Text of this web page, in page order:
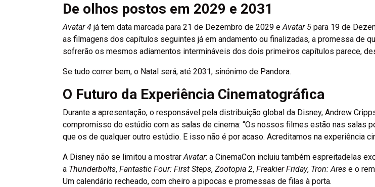
De olhos postos em 2029 e 2031
Avatar 4 já tem data marcada para 21 de Dezembro de 2029 eAvatar 5 para 19 de
as filmagens dos capítulos seguintes já em andamento ou finalizadas, a promessa de
sofrerão os mesmos adiamentos intermináveis dos dois primeiros capítulos parece,
Se tudo correr bem, o Natal será, até 2031, sinónimo de Pandora.
O Futuro da Experiência Cinematográfica
Durante a apresentação, o responsável pela distribuição global da Disney, Andrew
compromisso do estúdio com as salas de cinema: “Os nossos filmes estão nas salas
que os de qualquer outro estúdio. E isso não é por acaso. Acreditamos na experiência
A Disney não se limitou a mostrarAvatar: a CinemaCon incluiu também espreitadelas
a Thunderbolts, Fantastic Four: First Steps, Zootopia 2, Freakier Friday, Tron: Ares e o
Um calendário recheado, com cheiro a pipocas e promessas de filas à porta.